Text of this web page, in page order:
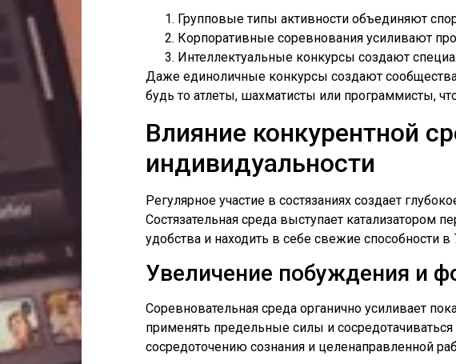
Групповые типы активности объединяют
Корпоративные соревнования усиливают
Интеллектуальные конкурсы создают
Даже единоличные конкурсы создают
будь то атлеты, шахматисты или программисты,
Влияние конкурентной
индивидуальности
Регулярное участие в состязаниях создает
Состязательная среда выступает катализатором
удобства и находить в себе свежие способности в
Увеличение побуждения и
Соревновательная среда органично усиливает
применять предельные силы и
сосредоточению сознания и целенаправленной